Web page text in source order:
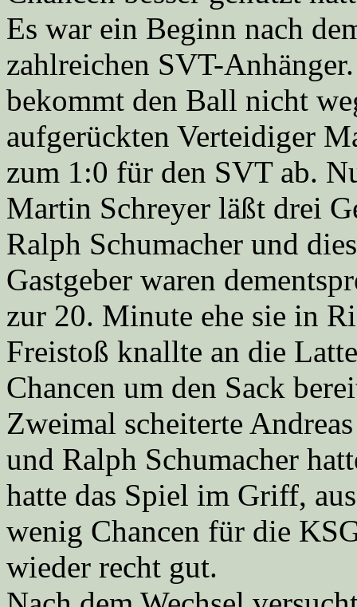
Es war ein Beginn nach
zahlreichen SVT-
bekommt den Ball nicht
aufgerückten Verteidiger
zum 1:0 für den SVT ab.
Martin Schreyer läßt drei
Ralph Schumacher und
Gastgeber waren
zur 20. Minute ehe sie in
Freistoß knallte an die
Chancen um den Sack
Zweimal scheiterte
und Ralph Schumacher
hatte das Spiel im Griff,
wenig Chancen für die
wieder recht gut.